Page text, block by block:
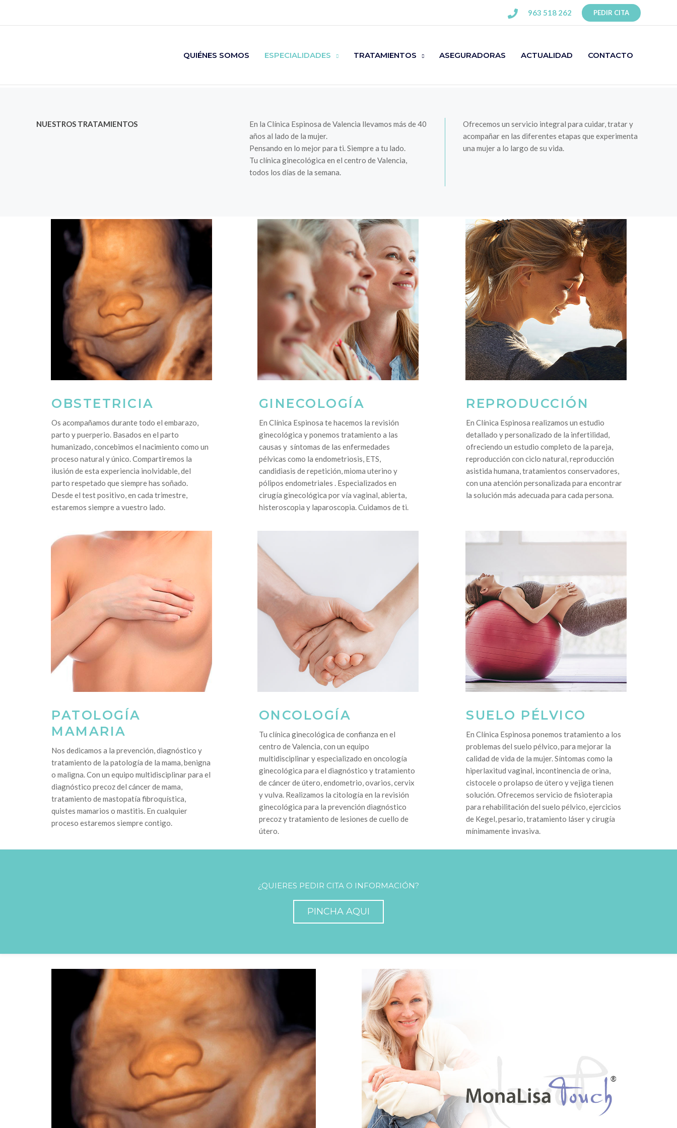
963 518 262 PEDIR CITA
QUIÉNES SOMOS ESPECIALIDADES TRATAMIENTOS ASEGURADORAS ACTUALIDAD CONTACTO
NUESTROS TRATAMIENTOS
En la Clínica Espinosa de Valencia llevamos más de 40
años al lado de la mujer.
Pensando en lo mejor para ti. Siempre a tu lado.
Tu clínica ginecológica en el centro de Valencia,
todos los días de la semana.
Ofrecemos un servicio integral para cuidar, tratar y
acompañar en las diferentes etapas que experimenta
una mujer a lo largo de su vida.
OBSTETRICIA
Os acompañamos durante todo el embarazo,
parto y puerperio. Basados en el parto
humanizado, concebimos el nacimiento como un
proceso natural y único. Compartiremos la
ilusión de esta experiencia inolvidable, del
parto respetado que siempre has soñado.
Desde el test positivo, en cada trimestre,
estaremos siempre a vuestro lado.
GINECOLOGÍA
En Clínica Espinosa te hacemos la revisión
ginecológica y ponemos tratamiento a las
causas y síntomas de las enfermedades
pélvicas como la endometriosis, ETS,
candidiasis de repetición, mioma uterino y
pólipos endometriales . Especializados en
cirugía ginecológica por vía vaginal, abierta,
histeroscopia y laparoscopia. Cuidamos de ti.
REPRODUCCIÓN
En Clínica Espinosa realizamos un estudio
detallado y personalizado de la infertilidad,
ofreciendo un estudio completo de la pareja,
reproducción con ciclo natural, reproducción
asistida humana, tratamientos conservadores,
con una atención personalizada para encontrar
la solución más adecuada para cada persona.
PATOLOGÍA
MAMARIA
Nos dedicamos a la prevención, diagnóstico y
tratamiento de la patología de la mama, benigna
o maligna. Con un equipo multidisciplinar para el
diagnóstico precoz del cáncer de mama,
tratamiento de mastopatía fibroquística,
quistes mamarios o mastitis. En cualquier
proceso estaremos siempre contigo.
ONCOLOGÍA
Tu clínica ginecológica de confianza en el
centro de Valencia, con un equipo
multidisciplinar y especializado en oncología
ginecológica para el diagnóstico y tratamiento
de cáncer de útero, endometrio, ovarios, cervix
y vulva. Realizamos la citología en la revisión
ginecológica para la prevención diagnóstico
precoz y tratamiento de lesiones de cuello de
útero.
SUELO PÉLVICO
En Clínica Espinosa ponemos tratamiento a los
problemas del suelo pélvico, para mejorar la
calidad de vida de la mujer. Síntomas como la
hiperlaxitud vaginal, incontinencia de orina,
cistocele o prolapso de útero y vejiga tienen
solución. Ofrecemos servicio de fisioterapia
para rehabilitación del suelo pélvico, ejercicios
de Kegel, pesario, tratamiento láser y cirugía
mínimamente invasiva.
¿QUIERES PEDIR CITA O INFORMACIÓN?
PINCHA AQUI